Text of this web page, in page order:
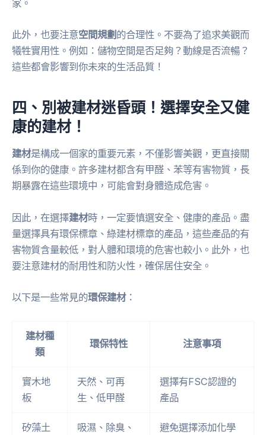
家。
此外，也要注意空間規劃 的合理性。不要為了追求美觀而
犧牲實用性。例如：儲物空間是否足夠？動線是否流暢？
這些都會影響到你未來的生活品質！
四、別被建材迷昏頭！選擇安全又健
康的建材！
建材是構成一個家的重要元素，不僅影響美觀，更直接關
係到你的健康。許多建材都含有甲醛、苯等有害物質，長
期暴露在這些環境中，可能會對身體造成危害。
因此，在選擇建材時，一定要慎選安全、健康的產品。盡
量選擇具有環保標章、綠建材標章的產品，這些產品的有
害物質含量較低，對人體和環境的危害也較小。此外，也
要注意建材的耐用性和防火性，確保居住安全。
以下是一些常見的環保建材：
建材種
類
環保特性 注意事項
實木地
板
天然、可再
生、低甲醛
選擇有FSC認證的
產品
矽藻土
吸濕、除臭、
避免選擇添加化學